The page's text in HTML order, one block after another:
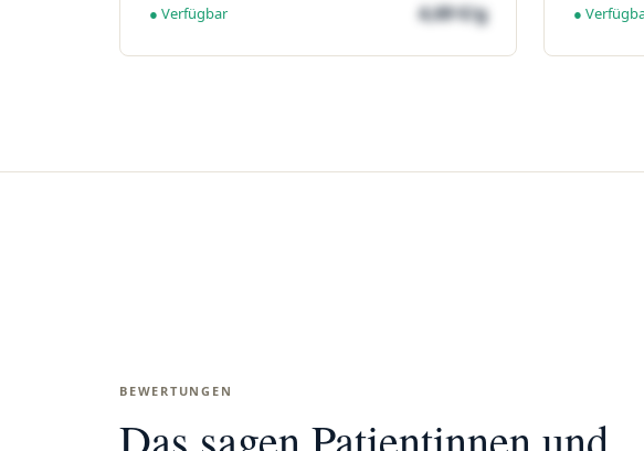
● Verfügbar 4,69 €/g ●
BEWERTUNGEN